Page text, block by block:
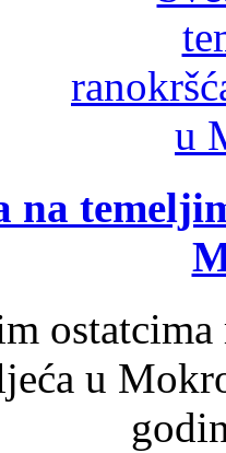
na
u